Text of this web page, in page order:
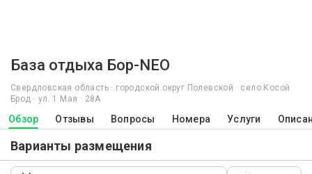
База отдыха Бор-NEO
Свердловская область · городской округ Полевской · село Косой
Брод · ул. 1 Мая · 28А
Обзор Отзывы Вопросы Номера Услуги
Варианты размещения